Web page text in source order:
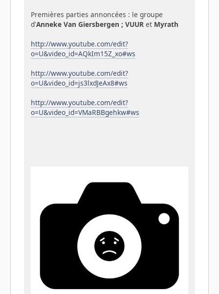
Premières parties annoncées : le groupe
d'Anneke Van Giersbergen ; VUURet Myrath
http://www.youtube.com/edit?
o=U&video_id=AQkIm15Z_xo#ws
http://www.youtube.com/edit?
o=U&video_id=js3lxdJeAx8#ws
http://www.youtube.com/edit?
o=U&video_id=VMaRBBgehkw#ws